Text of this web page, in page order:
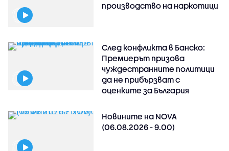
производство на наркотици
След конфликта в Банско:
Премиерът призова
чуждестранните политици
да не прибързват с
оценките за България
Новините на NOVA
(06.08.2026 - 9.00)